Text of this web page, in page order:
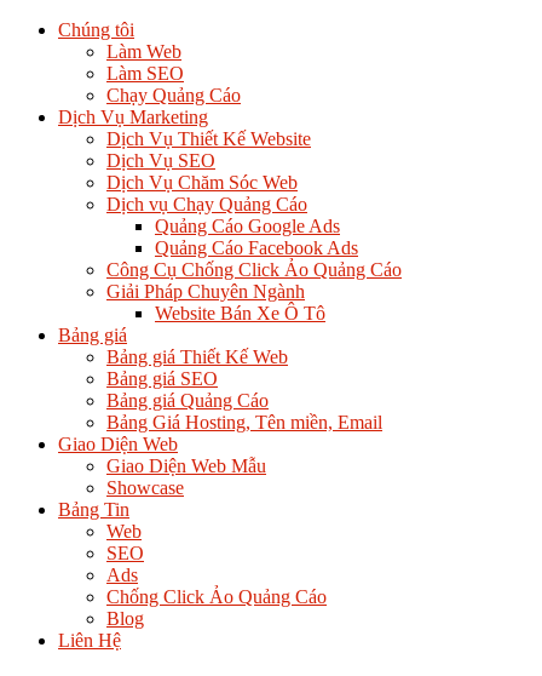
Chúng tôi
Làm Web
Làm SEO
Chạy Quảng Cáo
Dịch Vụ Marketing
Dịch Vụ Thiết Kế Website
Dịch Vụ SEO
Dịch Vụ Chăm Sóc Web
Dịch vụ Chạy Quảng Cáo
Quảng Cáo Google Ads
Quảng Cáo Facebook Ads
Công Cụ Chống Click Ảo Quảng Cáo
Giải Pháp Chuyên Ngành
Website Bán Xe Ô Tô
Bảng giá
Bảng giá Thiết Kế Web
Bảng giá SEO
Bảng giá Quảng Cáo
Bảng Giá Hosting, Tên miền, Email
Giao Diện Web
Giao Diện Web Mẫu
Showcase
Bảng Tin
Web
SEO
Ads
Chống Click Ảo Quảng Cáo
Blog
Liên Hệ